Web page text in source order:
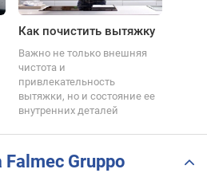
Как почистить вытяжку
Важно не только внешняя
чистота и
привлекательность
вытяжки, но и состояние ее
внутренних деталей
Gruppo